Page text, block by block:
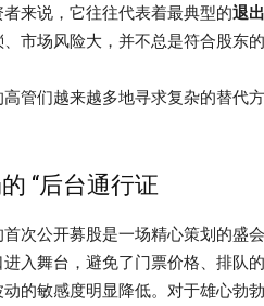
来说，它往往代表着最典型的退
市场风险大，并不总是符合股东的
管们越来越多地寻求复杂的替代
“后台通行证
次公开募股是一场精心策划的盛
入舞台，避免了门票价格、排队
的敏感度明显降低。对于雄心勃